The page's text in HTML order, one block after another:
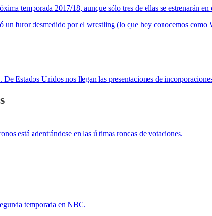
temporada 2017/18, aunque sólo tres de ellas se estrenarán
un furor desmedido por el wrestling (lo que hoy conocemos
Estados Unidos nos llegan las presentaciones de
está adentrándose en las últimas rondas de votaciones.
temporada en NBC.